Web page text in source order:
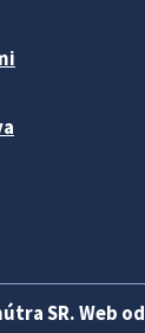
SR. Web od